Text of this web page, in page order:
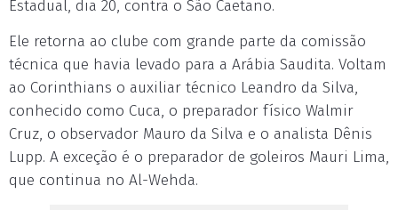
Estadual, dia 20, contra o São Caetano.
Ele retorna ao clube com grande parte da comissão
técnica que havia levado para a Arábia Saudita. Voltam
ao Corinthians o auxiliar técnico Leandro da Silva,
conhecido como Cuca, o preparador físico Walmir
Cruz, o observador Mauro da Silva e o analista Dênis
Lupp. A exceção é o preparador de goleiros Mauri Lima,
que continua no Al-Wehda.